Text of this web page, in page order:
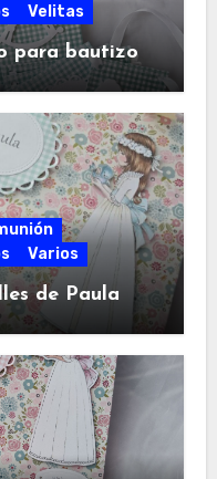
Velitas
para bautizo
Varios
de Paula